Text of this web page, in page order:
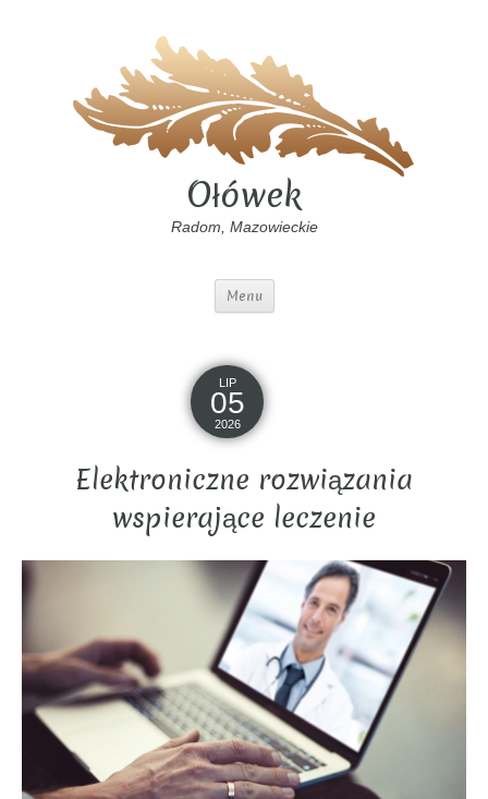
Ołówek
Radom, Mazowieckie
Menu
LIP
05
2026
Elektroniczne rozwiązania
wspierające leczenie